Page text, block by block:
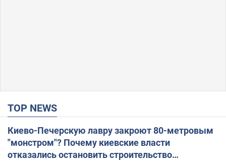
TOP NEWS
Киево-Печерскую лавру закроют 80-метровым
"монстром"? Почему киевские власти
отказались остановить строительство